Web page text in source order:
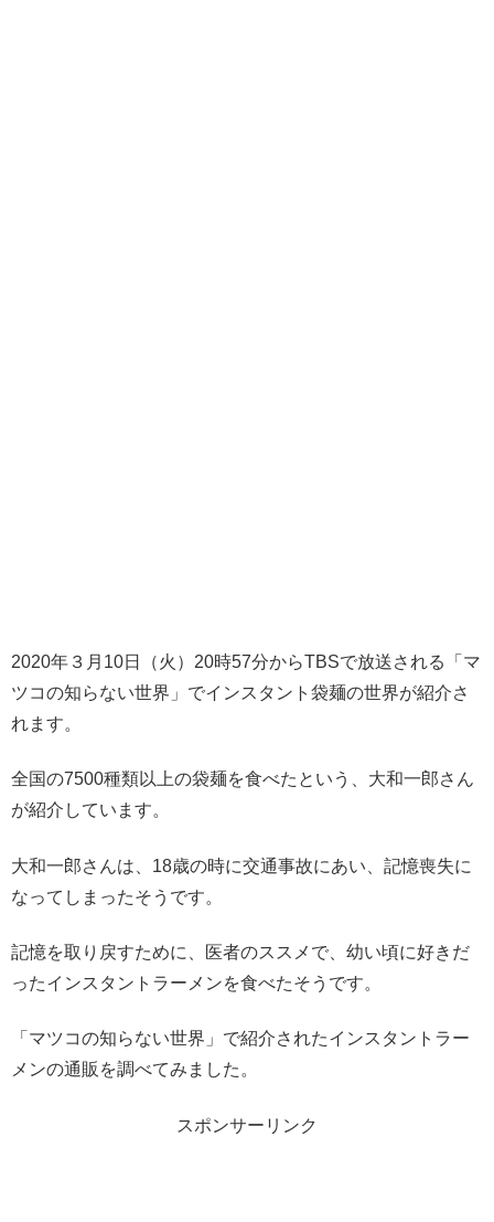
2020年３月10日（火）20時57分からTBSで放送される「マ
ツコの知らない世界」でインスタント袋麺の世界が紹介さ
れます。
全国の7500種類以上の袋麺を食べたという、大和一郎さん
が紹介しています。
大和一郎さんは、18歳の時に交通事故にあい、記憶喪失に
なってしまったそうです。
記憶を取り戻すために、医者のススメで、幼い頃に好きだ
ったインスタントラーメンを食べたそうです。
「マツコの知らない世界」で紹介されたインスタントラー
メンの通販を調べてみました。
スポンサーリンク